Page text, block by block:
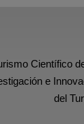
Científico
e
del